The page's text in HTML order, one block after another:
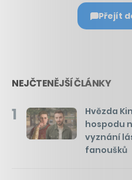
Přejít
NEJČTENĚJŠÍ ČLÁNKY
1
Hvězda
hospodu
vyznání
fanoušků